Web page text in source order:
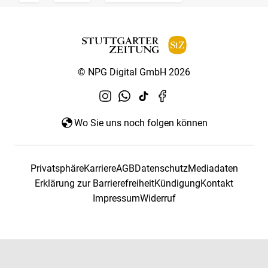
© NPG Digital GmbH 2026
Wo Sie uns noch folgen können
PrivatsphäreKarriereAGBDatenschutzMediadaten
Erklärung zur BarrierefreiheitKündigungKontakt
ImpressumWiderruf